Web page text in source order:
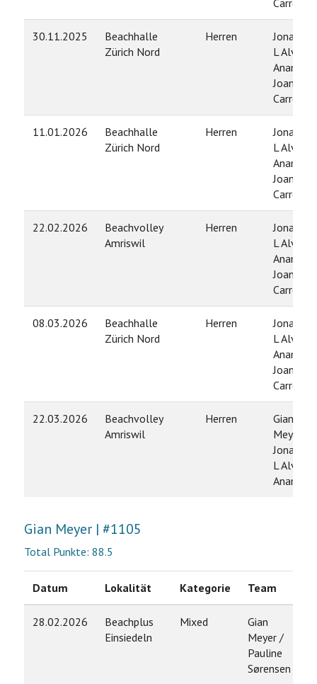
30.11.2025
Beachhalle
Zürich Nord
Herren
Jonathan
L Alvarez
Anampa
Joan
11.01.2026
Beachhalle
Zürich Nord
Herren
Jonathan
L Alvarez
Anampa
Joan
22.02.2026
Beachvolley
Amriswil
Herren
Jonathan
L Alvarez
Anampa
Joan
08.03.2026
Beachhalle
Zürich Nord
Herren
Jonathan
L Alvarez
Anampa
Joan
22.03.2026
Beachvolley
Amriswil
Herren
Gian
Meyer /
Jonathan
L Alvarez
Anampa
Gian Meyer | #1105
Total Punkte: 88.5
Datum Lokalität Kategorie Team
28.02.2026
Beachplus
Einsiedeln
Mixed
Gian
Meyer /
Pauline
Sørensen